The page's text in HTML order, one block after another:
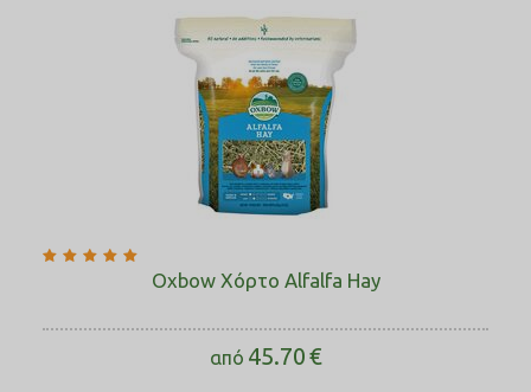
Oxbow Χόρτο Alfalfa Hay
από 45.70€